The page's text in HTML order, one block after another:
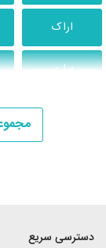
اراک
ساری
بندرعباس
بابل
دسترسی سریع